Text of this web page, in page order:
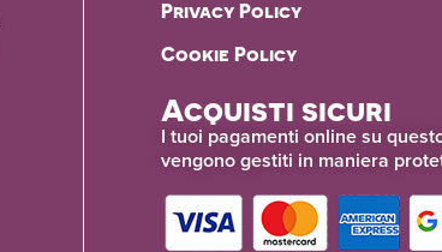
Privacy Policy
Cookie Policy
Acquisti sicuri
I tuoi pagamenti online su
vengono gestiti in maniera